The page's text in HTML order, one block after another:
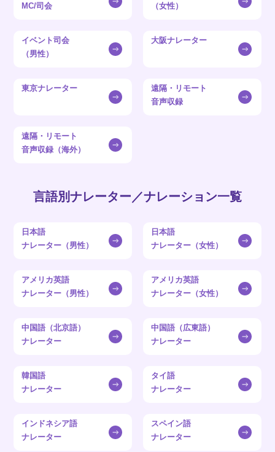
MC/司会
（女性）
イベント司会
（男性）
大阪ナレーター
東京ナレーター
遠隔・リモート
音声収録
遠隔・リモート
音声収録（海外）
言語別ナレーター／ナレーション一覧
日本語
ナレーター（男性）
日本語
ナレーター（女性）
アメリカ英語
ナレーター（男性）
アメリカ英語
ナレーター（女性）
中国語（北京語）
ナレーター
中国語（広東語）
ナレーター
韓国語
ナレーター
タイ語
ナレーター
インドネシア語
ナレーター
スペイン語
ナレーター